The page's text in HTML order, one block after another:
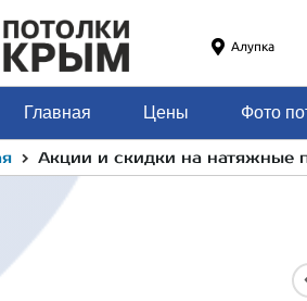
Алупка
Главная Цены Фото
› Акции и скидки на натяжные